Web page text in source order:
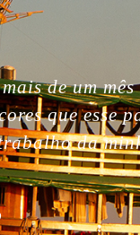
without
love for
free!”